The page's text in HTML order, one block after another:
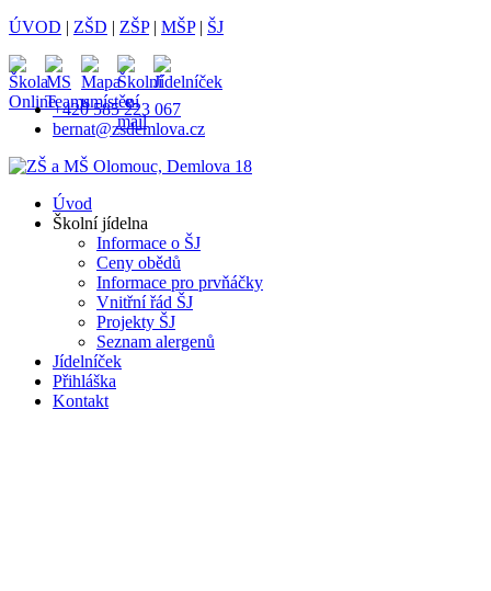
ÚVOD | ZŠD | ZŠP| MŠP| ŠJ
+420 585 223 067
bernat@zsdemlova.cz
Úvod
Školní jídelna
Informace o ŠJ
Ceny obědů
Informace pro prvňáčky
Vnitřní řád ŠJ
Projekty ŠJ
Seznam alergenů
Jídelníček
Přihláška
Kontakt